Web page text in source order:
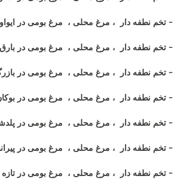
- تخم نطفه دار ، مرغ محلی ، مرغ بومی در
- تخم نطفه دار ، مرغ محلی ، مرغ بومی در بارق
- تخم نطفه دار ، مرغ محلی ، مرغ بومی در
- تخم نطفه دار ، مرغ محلی ، مرغ بومی در
- تخم نطفه دار ، مرغ محلی ، مرغ بومی در
- تخم نطفه دار ، مرغ محلی ، مرغ بومی در
- تخم نطفه دار ، مرغ محلی ، مرغ بومی در